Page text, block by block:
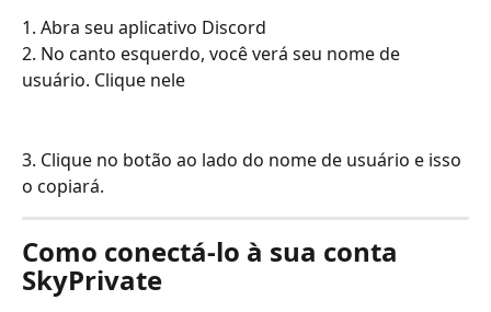
1. Abra seu aplicativo Discord
2. No canto esquerdo, você verá seu nome de
usuário. Clique nele
3. Clique no botão ao lado do nome de usuário e isso
o copiará.
Como conectá-lo à sua conta
SkyPrivate